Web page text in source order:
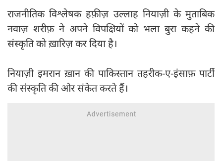
राजनीतिक विश्लेषक हफ़ीज़ उल्लाह नियाज़ी के मुताबिक
नवाज़ शरीफ़ ने अपने विपक्षियों को भला बुरा कहने की
संस्कृति को ख़ारिज़ कर दिया है।
नियाज़ी इमरान ख़ान की पाकिस्तान तहरीक-ए-इंसाफ़ पार्टी
की संस्कृति की ओर संकेत करते हैं।